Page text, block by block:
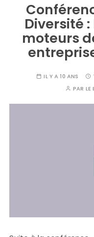
Diversité
moteurs
IL Y A 10 ANS
PAR LE